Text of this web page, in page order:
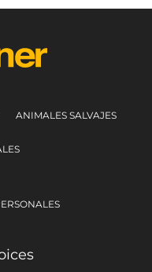
ANIMALES SALVAJES